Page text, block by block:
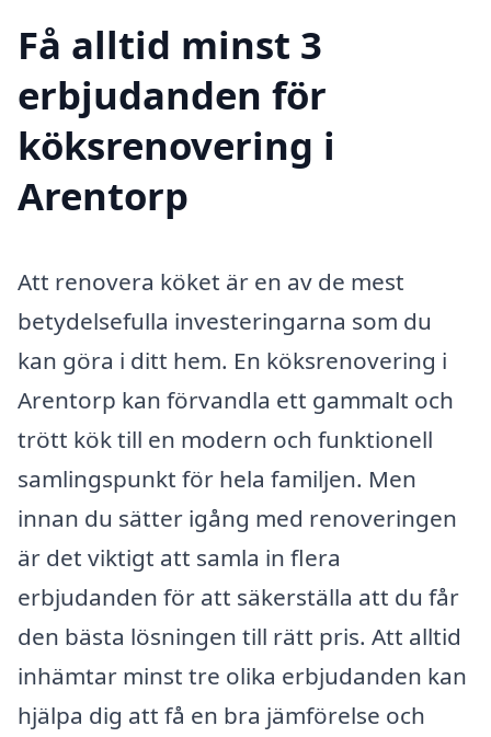
Få alltid minst 3
erbjudanden för
köksrenovering i
Arentorp
Att renovera köket är en av de mest
betydelsefulla investeringarna som du
kan göra i ditt hem. En köksrenovering i
Arentorp kan förvandla ett gammalt och
trött kök till en modern och funktionell
samlingspunkt för hela familjen. Men
innan du sätter igång med renoveringen
är det viktigt att samla in flera
erbjudanden för att säkerställa att du får
den bästa lösningen till rätt pris. Att alltid
inhämtar minst tre olika erbjudanden kan
hjälpa dig att få en bra jämförelse och